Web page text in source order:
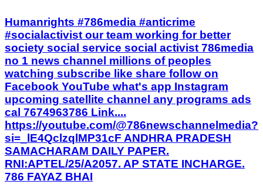
Humanrights #786media #anticrime
#socialactivist our team working for better
society social service social activist 786media
no 1 news channel millions of peoples
watching subscribe like share follow on
Facebook YouTube what's app Instagram
upcoming satellite channel any programs ads
cal 7674963786 Link....
https://youtube.com/@786newschannelmedia?
si=_lE4QclzqlMP31cF ANDHRA PRADESH
SAMACHARAM DAILY PAPER.
RNI:APTEL/25/A2057. AP STATE INCHARGE.
786 FAYAZ BHAI